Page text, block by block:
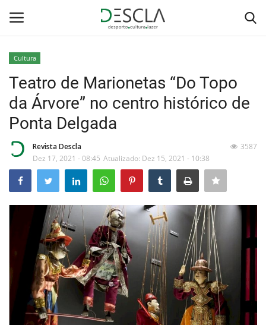
Home
Desporto
Sobre Nós
Educação
Estatuto Editorial
Saúde
Cultura
Teatro de Marionetas “Do Topo
da Árvore” no centro histórico de
Ponta Delgada
Revista Descla
Dez 17, 2021 - 08:45 Atualizado: Dez 15, 2021 - 10:38
3587